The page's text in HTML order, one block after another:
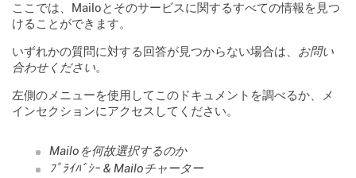
ここでは、Mailoとそのサービスに関するすべての情報を見つ
けることができます。
いずれかの質問に対する回答が見つからない場合は、 お問い
合わせください。
左側のメニューを使用してこのドキュメントを調べるか、メ
インセクションにアクセスしてください。
Mailoを何故選択するのか
ﾌﾟﾗｲﾊﾞｼｰ & Mailoチャーター